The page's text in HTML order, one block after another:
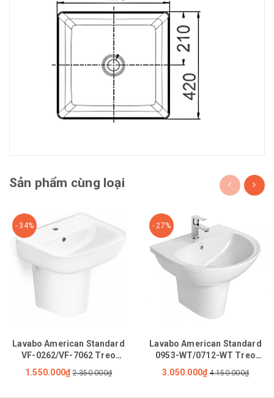
Sản phẩm cùng loại
- 34%
Lavabo American Standard
VF-0262/VF-7062 Treo
Tường
1.550.000₫ 2.350.000₫
- 27%
Lavabo American Standard
0953-WT/0712-WT Treo
Tường
3.050.000₫ 4.150.000₫